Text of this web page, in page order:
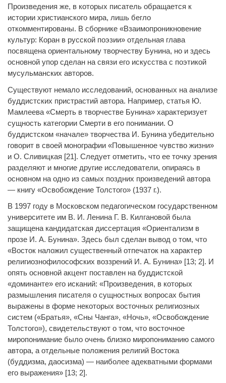
Произведения же, в которых писатель обращается к
истории христианского мира, лишь бегло
откомментированы. В сборнике «Взаимопроникновение
культур: Коран в русской поэзии» отдельная глава
посвящена ориентальному творчеству Бунина, но и здесь
основной упор сделан на связи его искусства с поэтикой
мусульманских авторов.
Существуют немало исследований, основанных на анализе
буддистских пристрастий автора. Например, статья Ю.
Мамлеева «Смерть в творчестве Бунина» характеризует
сущность категории Смерти в его понимании. О
буддистском «начале» творчества И. Бунина убедительно
говорит в своей монографии «Повышенное чувство жизни»
и О. Сливицкая [21]. Следует отметить, что ее точку зрения
разделяют и многие другие исследователи, опираясь в
основном на одно из самых поздних произведений автора
— книгу «Освобождение Толстого» (1937 г.).
В 1997 году в Московском педагогическом государственном
университете им В. И. Ленина Г. В. Килгановой была
защищена кандидатская диссертация «Ориентализм в
прозе И. А. Бунина». Здесь был сделан вывод о том, что
«Восток наложил существенный отпечаток на характер
религиознофилософских воззрений И. А. Бунина» [13; 2]. И
опять основной акцент поставлен на буддистской
«доминанте» его исканий: «Произведения, в которых
размышления писателя о сущностных вопросах бытия
выражены в форме некоторых восточных религиозных
систем («Братья», «Сны Чанга», «Ночь», «Освобождение
Толстого»), свидетельствуют о том, что восточное
миропонимание было очень близко миропониманию самого
автора, а отдельные положения религий Востока
(буддизма, даосизма) — наиболее адекватными формами
его выражения» [13; 2].